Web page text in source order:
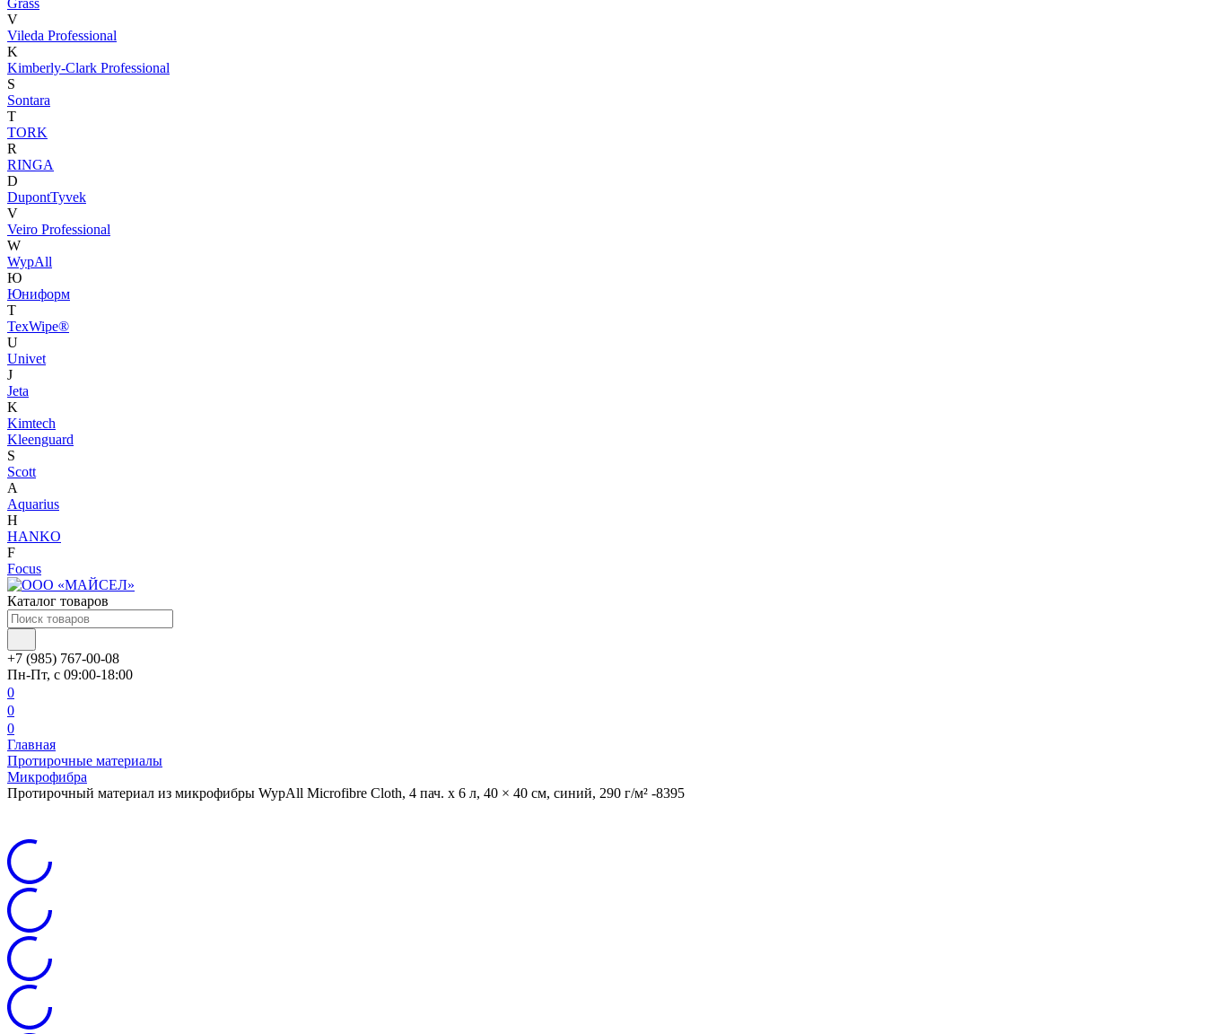
Grass
V
Vileda Professional
K
Kimberly-Clark Professional
S
Sontara
T
TORK
R
RINGA
D
DupontTyvek
V
Veiro Professional
W
WypAll
Ю
Юниформ
T
TexWipe®
U
Univet
J
Jeta
K
Kimtech
Kleenguard
S
Scott
A
Aquarius
H
HANKO
F
Focus
Каталог товаров
+7 (985) 767-00-08
Пн-Пт, с 09:00-18:00
0
0
0
Главная
Протирочные материалы
Микрофибра
Протирочный материал из микрофибры WypAll Microfibre Cloth, 4 пач. х 6 л, 40 × 40 см, синий, 290 г/м² -8395